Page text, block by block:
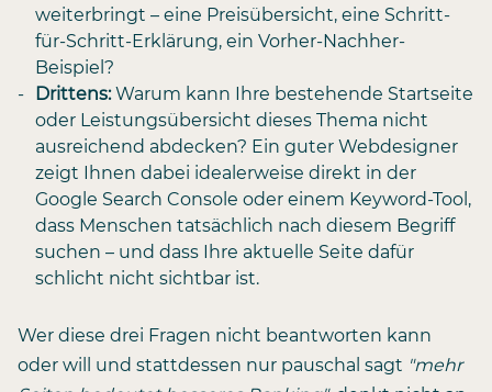
weiterbringt – eine Preisübersicht, eine Schritt-
für-Schritt-Erklärung, ein Vorher-Nachher-
Beispiel?
Drittens:Warum kann Ihre bestehende Startseite
oder Leistungsübersicht dieses Thema nicht
ausreichend abdecken? Ein guter Webdesigner
zeigt Ihnen dabei idealerweise direkt in der
Google Search Console oder einem Keyword-Tool,
dass Menschen tatsächlich nach diesem Begriff
suchen – und dass Ihre aktuelle Seite dafür
schlicht nicht sichtbar ist.
Wer diese drei Fragen nicht beantworten kann
oder will und stattdessen nur pauschal sagt "mehr